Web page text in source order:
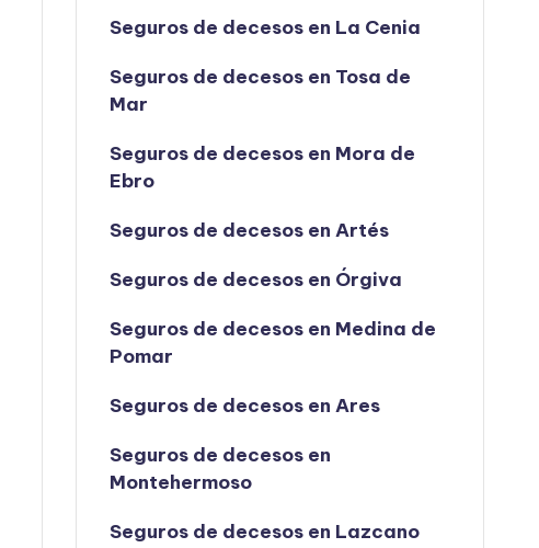
Seguros de decesos en La Cenia
Seguros de decesos en Tosa de
Mar
Seguros de decesos en Mora de
Ebro
Seguros de decesos en Artés
Seguros de decesos en Órgiva
Seguros de decesos en Medina de
Pomar
Seguros de decesos en Ares
Seguros de decesos en
Montehermoso
Seguros de decesos en Lazcano